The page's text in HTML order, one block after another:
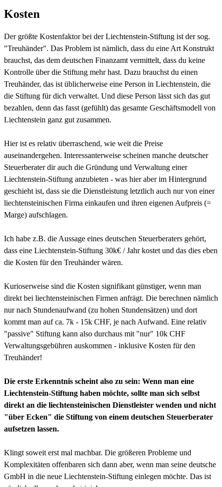
Kosten
Der größte Kostenfaktor bei der Liechtenstein-Stiftung ist der sog.
"Treuhänder". Das Problem ist nämlich, dass du eine Art Konstrukt
brauchst, das dem deutschen Finanzamt vermittelt, dass du keine
Kontrolle über die Stiftung mehr hast. Dazu brauchst du einen
Treuhänder, das ist üblicherweise eine Person in Liechtenstein, die
die Stiftung für dich verwaltet. Und diese Person lässt sich das gut
bezahlen, denn das fasst (gefühlt) das gesamte Geschäftsmodell von
Liechtenstein ganz gut zusammen.
Hier ist es relativ überraschend, wie weit die Preise
auseinandergehen. Interessanterweise scheinen manche deutscher
Steuerberater dir auch die Gründung und Verwaltung einer
Liechtenstein-Stiftung anzubieten - was hier aber im Hintergrund
geschieht ist, dass sie die Dienstleistung letztlich auch nur von einer
liechtensteinischen Firma einkaufen und ihren eigenen Aufpreis (=
Marge) aufschlagen.
Ich habe z.B. die Aussage eines deutschen Steuerberaters gehört,
dass eine Liechtenstein-Stiftung 30k€ / Jahr kostet und das dies eben
die Kosten für den Treuhänder wären.
Kurioserweise sind die Kosten signifikant günstiger, wenn man
direkt bei liechtensteinischen Firmen anfrägt. Die berechnen nämlich
nur nach Stundenaufwand (zu hohen Stundensätzen) und dort
kommt man auf ca. 7k - 15k CHF, je nach Aufwand. Eine relativ
"passive" Stiftung kann also durchaus mit "nur" 10k CHF
Verwaltungsgebühren auskommen - inklusive Kosten für den
Treuhänder!
Die erste Erkenntnis scheint also zu sein: Wenn man eine
Liechtenstein-Stiftung haben möchte, sollte man sich selbst
direkt an die liechtensteinischen Dienstleister wenden und nicht
"über Ecken" die Stiftung von einem deutschen Steuerberater
aufsetzen lassen.
Klingt soweit erst mal machbar. Die größeren Probleme und
Komplexitäten offenbaren sich dann aber, wenn man seine deutsche
GmbH in die neue Liechtenstein-Stiftung einlegen möchte. Das ist